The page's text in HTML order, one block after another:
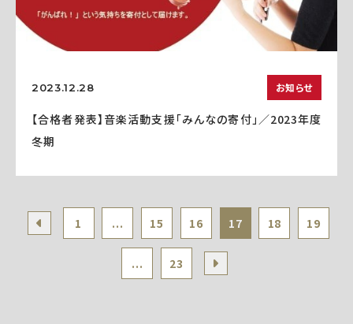
2023.12.28 お知らせ
【合格者発表】音楽活動支援「みんなの寄付」／2023年度
冬期
1 ... 15 16 17 18 19
... 23